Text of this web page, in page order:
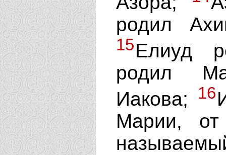
родил
15Елиуд
родил
Иакова;
16
Марии, от